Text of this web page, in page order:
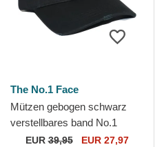
The No.1 Face
Mützen gebogen schwarz
verstellbares band No.1
Cares Distressed Black Gold
EUR39,95 EUR 27,97